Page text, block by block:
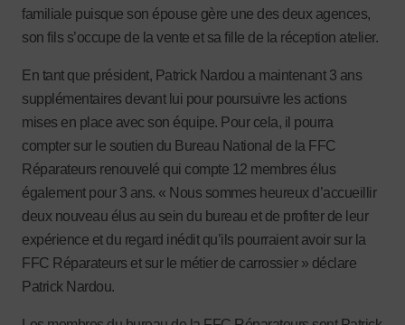
familiale puisque son épouse gère une des deux agences,
son fils s’occupe de la vente et sa fille de la réception atelier.
En tant que président, Patrick Nardou a maintenant 3 ans
supplémentaires devant lui pour poursuivre les actions
mises en place avec son équipe. Pour cela, il pourra
compter sur le soutien du Bureau National de la FFC
Réparateurs renouvelé qui compte 12 membres élus
également pour 3 ans. « Nous sommes heureux d’accueillir
deux nouveau élus au sein du bureau et de profiter de leur
expérience et du regard inédit qu’ils pourraient avoir sur la
FFC Réparateurs et sur le métier de carrossier » déclare
Patrick Nardou.